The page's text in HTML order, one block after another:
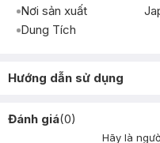
Nơi sản xuất
Dung Tích
Hướng dẫn sử dụng
Đánh giá(0)
Hãy là